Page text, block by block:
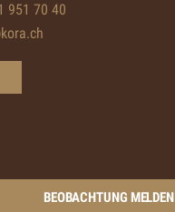
951 70 40
BEOBACHTUNG MELDEN